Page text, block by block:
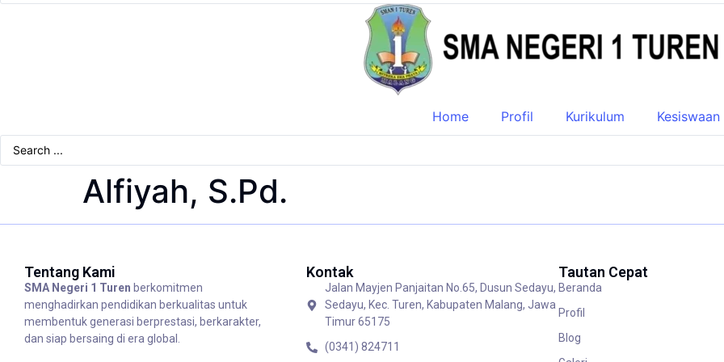
Home Profil Kurikulum Kesiswaan
Alfiyah, S.Pd.
Tentang Kami
SMA Negeri 1 Turen berkomitmen
menghadirkan pendidikan berkualitas untuk
membentuk generasi berprestasi, berkarakter,
dan siap bersaing di era global.
Kontak
Jalan Mayjen Panjaitan No.65, Dusun Sedayu,
Sedayu, Kec. Turen, Kabupaten Malang, Jawa
Timur 65175
(0341) 824711
Tautan Cepat
Beranda
Profil
Blog